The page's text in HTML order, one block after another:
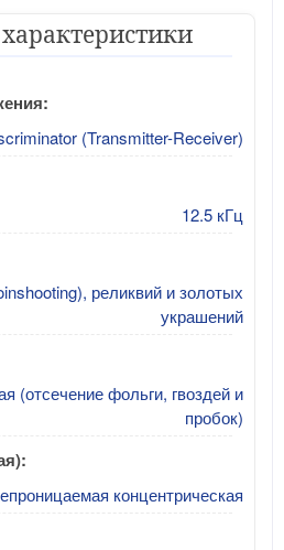
(Transmitter-Receiver)
12.5 кГц
реликвий и золотых
украшений
(отсечение фольги, гвоздей и
пробок)
концентрическая